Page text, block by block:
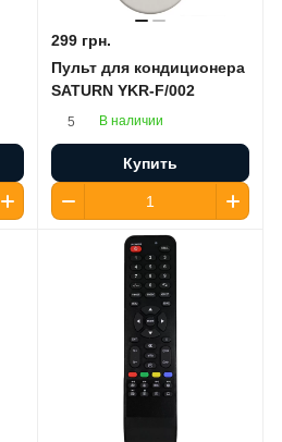
299 грн.
Пульт для кондиционера
SATURN YKR-F/002
5 В наличии
Купить